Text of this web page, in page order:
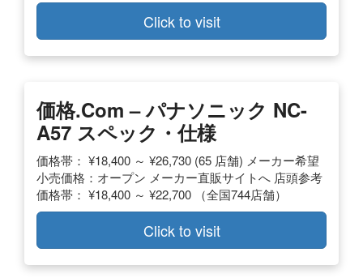
Click to visit
価格.com – パナソニック NC-
A57 スペック・仕様
価格帯： ¥18,400 ～ ¥26,730 (65 店舗) メーカー希望
小売価格：オープン メーカー直販サイトへ 店頭参考
価格帯： ¥18,400 ～ ¥22,700 （全国744店舗）
Click to visit